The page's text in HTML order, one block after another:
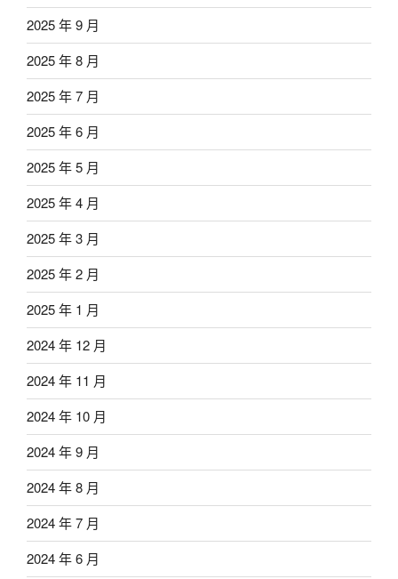
2025 年 9 月
2025 年 8 月
2025 年 7 月
2025 年 6 月
2025 年 5 月
2025 年 4 月
2025 年 3 月
2025 年 2 月
2025 年 1 月
2024 年 12 月
2024 年 11 月
2024 年 10 月
2024 年 9 月
2024 年 8 月
2024 年 7 月
2024 年 6 月